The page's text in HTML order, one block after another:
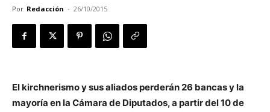
Por Redacción - 26/10/2015
El kirchnerismo y sus aliados perderán 26 bancas y la
mayoría en la Cámara de Diputados, a partir del 10 de